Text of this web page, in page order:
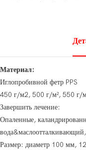
Материал:
Иглопробивной фетр PPS
450 г/м2, 500 г/м², 550 г/
Завершить лечение:
Опаленные,
Размер: диаметр 100 мм,